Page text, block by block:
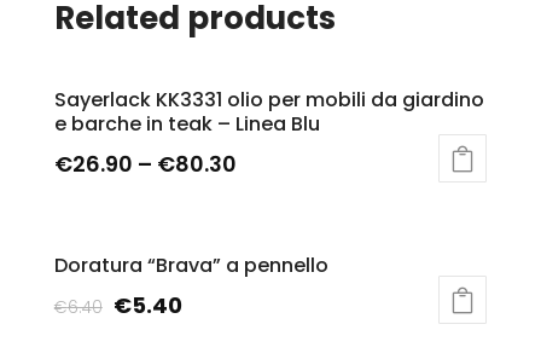
Related products
Sayerlack KK3331 olio per mobili da giardino
e barche in teak – Linea Blu
€26.90 – €80.30
Doratura “Brava” a pennello
€6.40 €5.40